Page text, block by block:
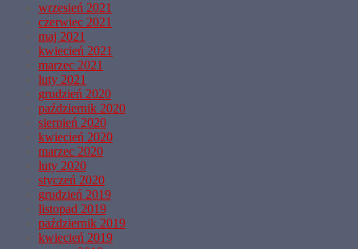
wrzesień 2021
czerwiec 2021
maj 2021
kwiecień 2021
marzec 2021
luty 2021
grudzień 2020
październik 2020
sierpień 2020
kwiecień 2020
marzec 2020
luty 2020
styczeń 2020
grudzień 2019
listopad 2019
październik 2019
kwiecień 2019